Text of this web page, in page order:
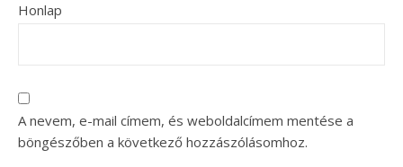
Honlap
A nevem, e-mail címem, és weboldalcímem mentése a
böngészőben a következő hozzászólásomhoz.